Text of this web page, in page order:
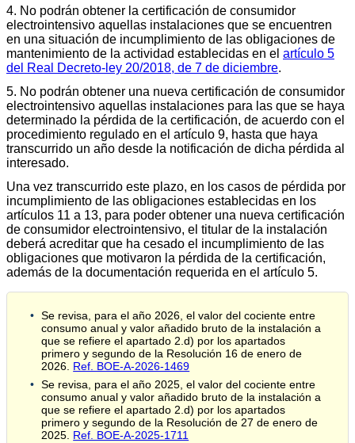
4. No podrán obtener la certificación de consumidor
electrointensivo aquellas instalaciones que se encuentren
en una situación de incumplimiento de las obligaciones de
mantenimiento de la actividad establecidas en el artículo 5
del Real Decreto-ley 20/2018, de 7 de diciembre.
5. No podrán obtener una nueva certificación de consumidor
electrointensivo aquellas instalaciones para las que se haya
determinado la pérdida de la certificación, de acuerdo con el
procedimiento regulado en el artículo 9, hasta que haya
transcurrido un año desde la notificación de dicha pérdida al
interesado.
Una vez transcurrido este plazo, en los casos de pérdida por
incumplimiento de las obligaciones establecidas en los
artículos 11 a 13, para poder obtener una nueva certificación
de consumidor electrointensivo, el titular de la instalación
deberá acreditar que ha cesado el incumplimiento de las
obligaciones que motivaron la pérdida de la certificación,
además de la documentación requerida en el artículo 5.
Se revisa, para el año 2026, el valor del cociente entre
consumo anual y valor añadido bruto de la instalación a
que se refiere el apartado 2.d) por los apartados
primero y segundo de la Resolución 16 de enero de
2026. Ref. BOE-A-2026-1469
Se revisa, para el año 2025, el valor del cociente entre
consumo anual y valor añadido bruto de la instalación a
que se refiere el apartado 2.d) por los apartados
primero y segundo de la Resolución de 27 de enero de
2025. Ref. BOE-A-2025-1711